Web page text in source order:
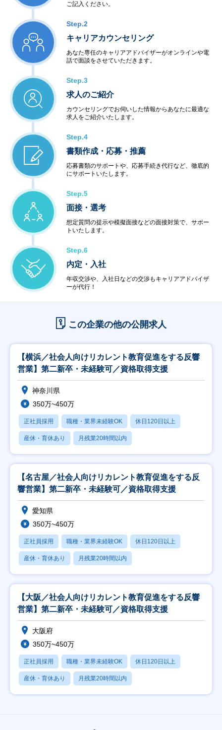
ご記入ください。
Step.2
キャリアカウンセリング
あなた専任のキャリアアドバイザーがオンラインや電
話で面談をさせていただきます。
Step.3
求人のご紹介
カウンセリングでお伺いした情報からあなたに最適な
求人をご紹介いたします。
Step.4
書類作成・応募・推薦
応募書類のサポートや、応募手続き代行など、徹底的
にサポートいたします。
Step.5
面接・選考
想定質問の提示や模擬面接などの面接対策で、サポー
トいたします。
Step.6
内定・入社
年収交渉や、入社日などの交渉もキャリアアドバイザ
ーが代行！
この企業の他の公開求人
【横浜／社会人向けリカレント教育促進をする反響
営業】第二新卒・未経験可／資格取得支援
神奈川県
350万~450万
正社員採用 職種・業界未経験OK 休日120日以上
産休・育休あり 月残業20時間以内
【名古屋／社会人向けリカレント教育促進をする反
響営業】第二新卒・未経験可／資格取得支援
愛知県
350万~450万
正社員採用 職種・業界未経験OK 休日120日以上
産休・育休あり 月残業20時間以内
【大阪／社会人向けリカレント教育促進をする反響
営業】第二新卒・未経験可／資格取得支援
大阪府
350万~450万
正社員採用 職種・業界未経験OK 休日120日以上
産休・育休あり 月残業20時間以内